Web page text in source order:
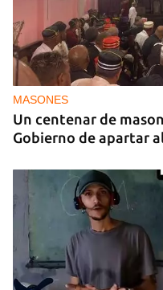
MASONES
Un centenar de
Gobierno de apartar